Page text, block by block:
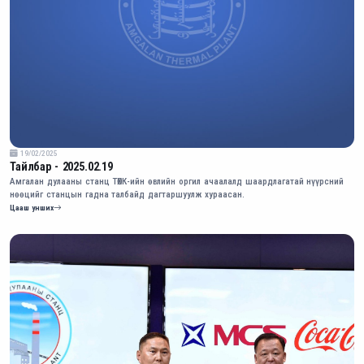
19/02/2025
Тайлбар - 2025.02.19
Амгалан дулааны станц ТӨХК-ийн өвлийн оргил ачаалалд шаардлагатай нүүрсний
нөөцийг станцын гадна талбайд дагтаршуулж хураасан.
Цааш унших